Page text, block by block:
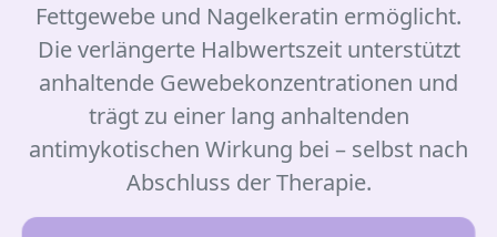
Fettgewebe und Nagelkeratin ermöglicht.
Die verlängerte Halbwertszeit unterstützt
anhaltende Gewebekonzentrationen und
trägt zu einer lang anhaltenden
antimykotischen Wirkung bei – selbst nach
Abschluss der Therapie.